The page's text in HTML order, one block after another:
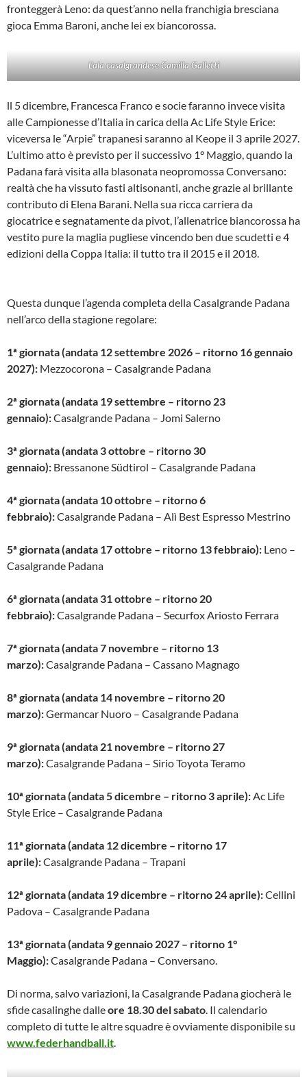
fronteggerà Leno: da quest’anno nella franchigia bresciana
gioca Emma Baroni, anche lei ex biancorossa.
L’ala casalgrandese Camilla Galletti
ll 5 dicembre, Francesca Franco e socie faranno invece visita
alle Campionesse d’Italia in carica della Ac Life Style Erice:
viceversa le “Arpie” trapanesi saranno al Keope il 3 aprile 2027.
L’ultimo atto è previsto per il successivo 1° Maggio, quando la
Padana farà visita alla blasonata neopromossa Conversano:
realtà che ha vissuto fasti altisonanti, anche grazie al brillante
contributo di Elena Barani. Nella sua ricca carriera da
giocatrice e segnatamente da pivot, l’allenatrice biancorossa ha
vestito pure la maglia pugliese vincendo ben due scudetti e 4
edizioni della Coppa Italia: il tutto tra il 2015 e il 2018.
Questa dunque l’agenda completa della Casalgrande Padana
nell’arco della stagione regolare:
1ª giornata (andata 12 settembre 2026 – ritorno 16 gennaio
2027): Mezzocorona – Casalgrande Padana
2ª giornata (andata 19 settembre – ritorno 23
gennaio):Casalgrande Padana – Jomi Salerno
3ª giornata (andata 3 ottobre – ritorno 30
gennaio): Bressanone Südtirol – Casalgrande Padana
4ª giornata (andata 10 ottobre – ritorno 6
febbraio):Casalgrande Padana – Alì Best Espresso Mestrino
5ª giornata (andata 17 ottobre – ritorno 13 febbraio): Leno –
Casalgrande Padana
6ª giornata (andata 31 ottobre – ritorno 20
febbraio):Casalgrande Padana – Securfox Ariosto Ferrara
7ª giornata (andata 7 novembre – ritorno 13
marzo):Casalgrande Padana – Cassano Magnago
8ª giornata (andata 14 novembre – ritorno 20
marzo):Germancar Nuoro – Casalgrande Padana
9ª giornata (andata 21 novembre – ritorno 27
marzo):Casalgrande Padana – Sirio Toyota Teramo
10ª giornata (andata 5 dicembre – ritorno 3 aprile):Ac Life
Style Erice – Casalgrande Padana
11ª giornata (andata 12 dicembre – ritorno 17
aprile):Casalgrande Padana – Trapani
12ª giornata (andata 19 dicembre – ritorno 24 aprile):Cellini
Padova – Casalgrande Padana
13ª giornata (andata 9 gennaio 2027 – ritorno 1°
Maggio):Casalgrande Padana – Conversano.
Di norma, salvo variazioni, la Casalgrande Padana giocherà le
sfide casalinghe dalleore 18.30 del sabato. Il calendario
completo di tutte le altre squadre è ovviamente disponibile su
www.federhandball.it.